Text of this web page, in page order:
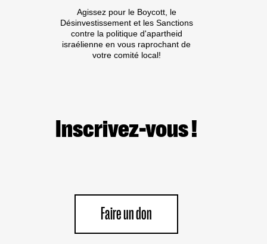
Agissez pour le Boycott, le
Désinvestissement et les Sanctions
contre la politique d'apartheid
israélienne en vous raprochant de
votre comité local!
Inscrivez-vous !
Faire un don